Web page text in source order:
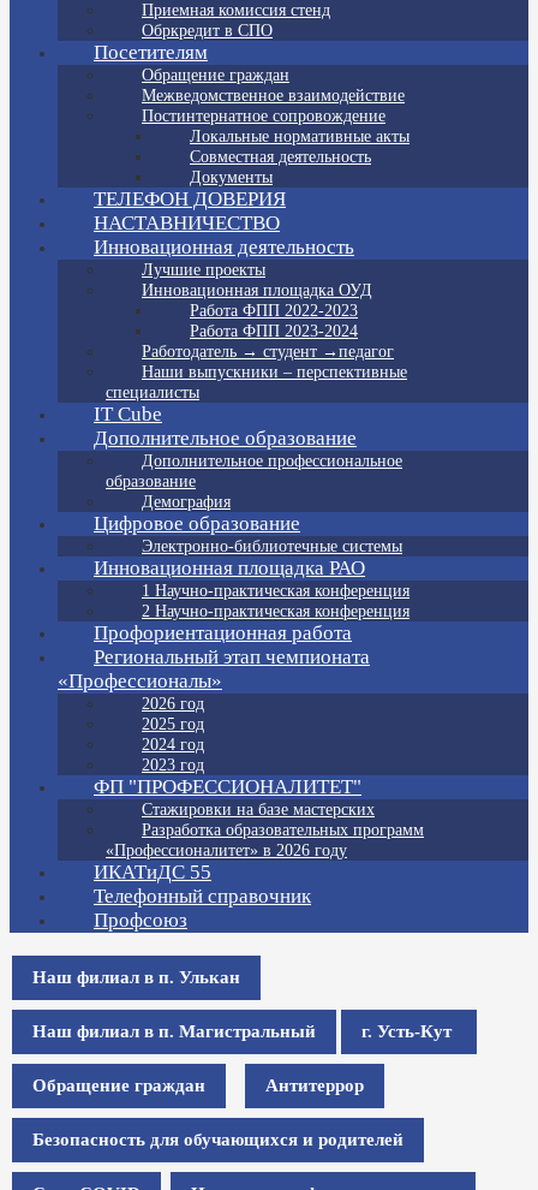
Приемная комиссия стенд
Обркредит в СПО
Посетителям
Обращение граждан
Межведомственное взаимодействие
Постинтернатное сопровождение
Локальные нормативные акты
Совместная деятельность
Документы
ТЕЛЕФОН ДОВЕРИЯ
НАСТАВНИЧЕСТВО
Инновационная деятельность
Лучшие проекты
Инновационная площадка ОУД
Работа ФПП 2022-2023
Работа ФПП 2023-2024
Работодатель → студент →педагог
Наши выпускники – перспективные
специалисты
IT Cube
Дополнительное образование
Дополнительное профессиональное
образование
Демография
Цифровое образование
Электронно-библиотечные системы
Инновационная площадка РАО
1 Научно-практическая конференция
2 Научно-практическая конференция
Профориентационная работа
Региональный этап чемпионата
«Профессионалы»
2026 год
2025 год
2024 год
2023 год
ФП "ПРОФЕССИОНАЛИТЕТ"
Стажировки на базе мастерских
Разработка образовательных программ
«Профессионалитет» в 2026 году
ИКАТиДС 55
Телефонный справочник
Профсоюз
Наш филиал в п. Улькан
Наш филиал в п. Магистральный г. Усть-Кут
Обращение граждан Антитеррор
Безопасность для обучающихся и родителей